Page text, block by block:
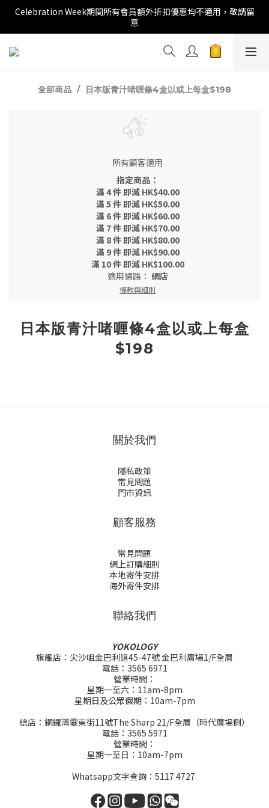
Celebration Week期間所有會員額外折扣優惠均不適用，敬請留
意
全部商品 日本版青汁啫喱條4盒以或上每盒$198
所有顧客適用
指定商品：
滿 4 件 即減 HK$40.00
滿 5 件 即減 HK$50.00
滿 6 件 即減 HK$60.00
滿 7 件 即減 HK$70.00
滿 8 件 即減 HK$80.00
滿 9 件 即減 HK$90.00
滿 10 件 即減 HK$100.00
適用通路： 網店
條款與細則
日本版青汁啫喱條4盒以或上每盒
$198
關於我們
隱私政策
常見問題
門市資訊
顧客服務
常見問題
網上訂購細則
本地寄件安排
海外寄件安排
聯絡我們
YOKOLOGY
旗艦店：尖沙咀金巴利道45-47號 金巴利廣場1/F全層
電話：3565 6971
營業時間：
星期一至六：11am-8pm
星期日及公眾假期：10am-7pm
總店：銅鑼灣霎東街11號The Sharp 21/F全層（時代廣場側）
電話：3565 5971
營業時間：
星期一至日：10am-7pm
Whatsapp文字查詢：5117 4727